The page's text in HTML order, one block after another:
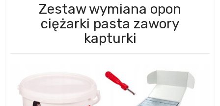
Zestaw wymiana opon
ciężarki pasta zawory
kapturki